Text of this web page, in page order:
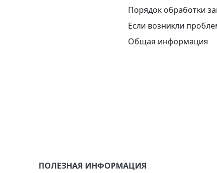
Порядок обработки
Если возникли
Общая информация
ПОЛЕЗНАЯ ИНФОРМАЦИЯ